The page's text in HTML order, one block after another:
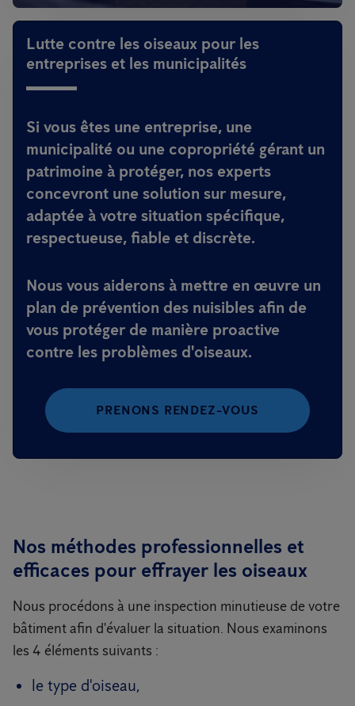
Lutte contre les oiseaux pour les
entreprises et les municipalités
Si vous êtes une entreprise, une
municipalité ou une copropriété gérant un
patrimoine à protéger, nos experts
concevront une solution sur mesure,
adaptée à votre situation spécifique,
respectueuse, fiable et discrète.
Nous vous aiderons à mettre en œuvre un
plan de prévention des nuisibles afin de
vous protéger de manière proactive
contre les problèmes d'oiseaux.
PRENONS RENDEZ-VOUS
Nos méthodes professionnelles et
efficaces pour effrayer les oiseaux
Nous procédons à une inspection minutieuse de votre
bâtiment afin d'évaluer la situation. Nous examinons
les 4 éléments suivants :
le type d'oiseau,